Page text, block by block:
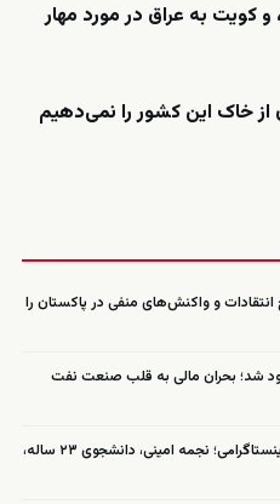
کویت به عراق در مورد مهار
از خاک این کشور را نمی‌دهیم
انتقادات و واکنش‌های منفی در پاکستان را
بحران مالی به قلب صنعت نفت
اتهام «محاربه» برای چند استوری اینستاگرامی؛ نجمه امینی، دانشجوی ۲۳ ساله،